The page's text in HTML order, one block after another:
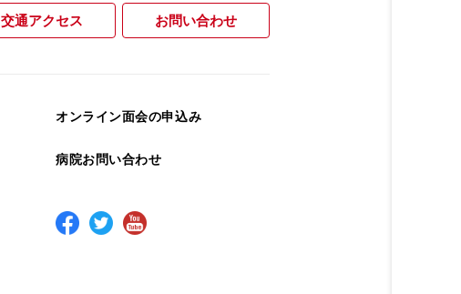
交通アクセス お問い合わせ
オンライン面会の申込み
病院お問い合わせ